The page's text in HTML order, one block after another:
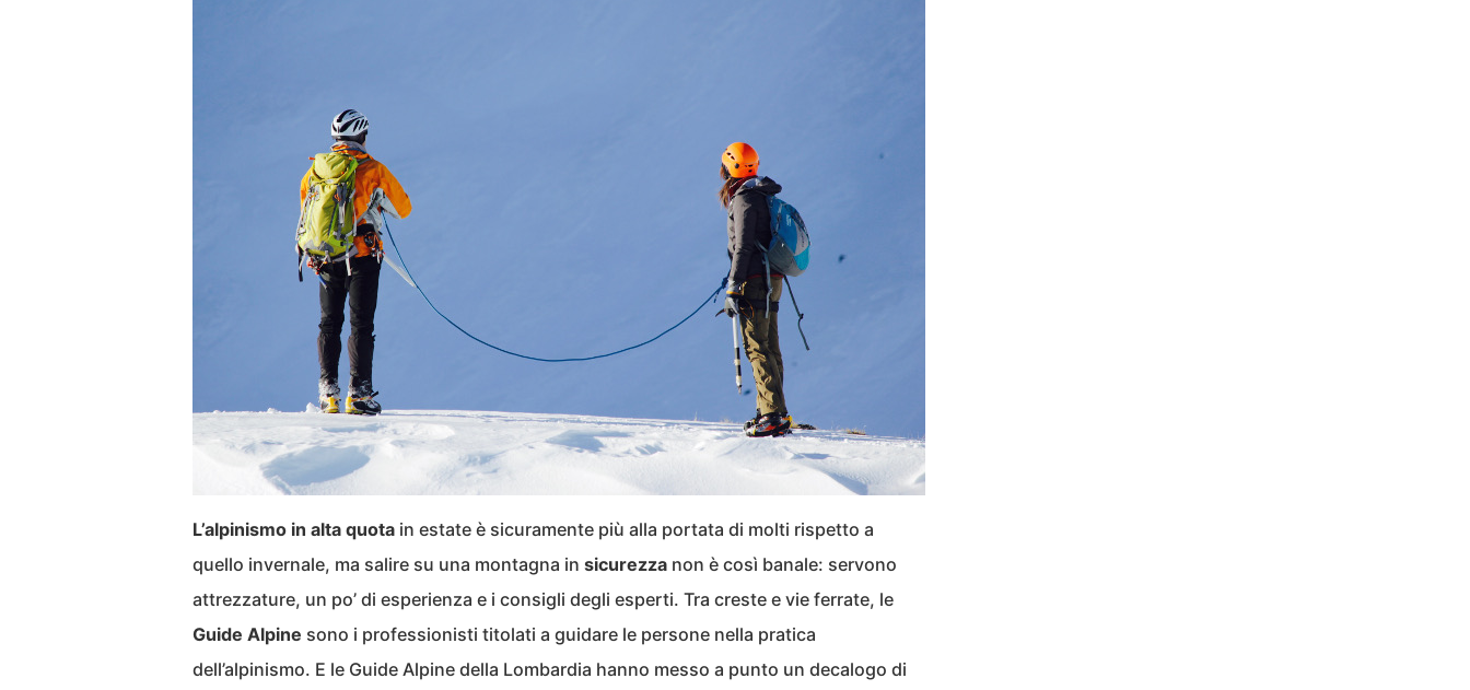
L’alpinismo in alta quota in estate è sicuramente più alla portata di molti rispetto a
quello invernale, ma salire su una montagna in sicurezza non è così banale: servono
attrezzature, un po’ di esperienza e i consigli degli esperti. Tra creste e vie ferrate, le
Guide Alpine sono i professionisti titolati a guidare le persone nella pratica
dell’alpinismo. E le Guide Alpine della Lombardia hanno messo a punto un decalogo di